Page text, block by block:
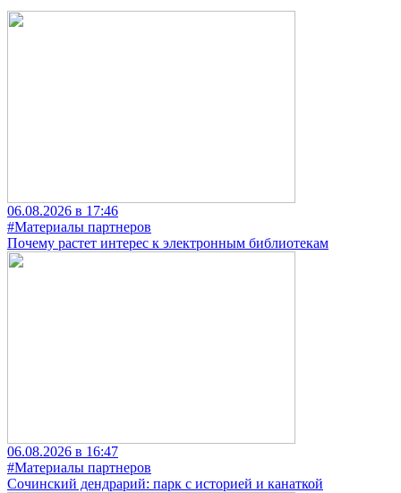
06.08.2026 в 17:46
#Материалы партнеров
Почему растет интерес к электронным библиотекам
06.08.2026 в 16:47
#Материалы партнеров
Сочинский дендрарий: парк с историей и канаткой